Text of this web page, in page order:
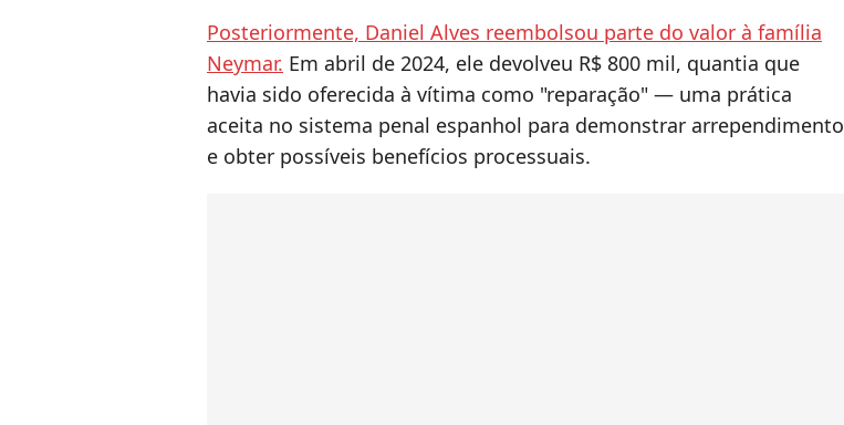
Posteriormente, Daniel Alves reembolsou parte do valor à família
Neymar. Em abril de 2024, ele devolveu R$ 800 mil, quantia que
havia sido oferecida à vítima como "reparação" — uma prática
aceita no sistema penal espanhol para demonstrar arrependimento
e obter possíveis benefícios processuais.